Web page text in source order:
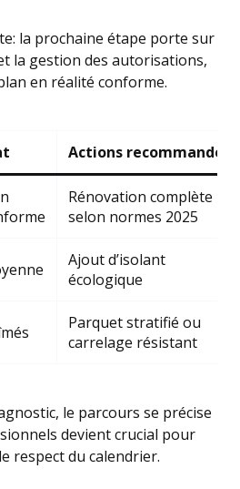
la prochaine étape porte sur
la gestion des autorisations,
en réalité conforme.
Actions recommandées
Rénovation complète
selon normes 2025
Ajout d’isolant
écologique
Parquet stratifié ou
carrelage résistant
le parcours se précise
devient crucial pour
respect du calendrier.